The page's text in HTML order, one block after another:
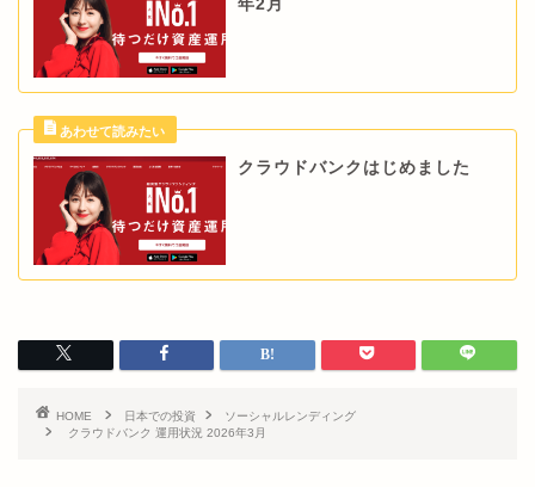
年2月
クラウドバンクはじめました
HOME 日本での投資
ソーシャルレンディング
クラウドバンク 運用状況 2026年3月